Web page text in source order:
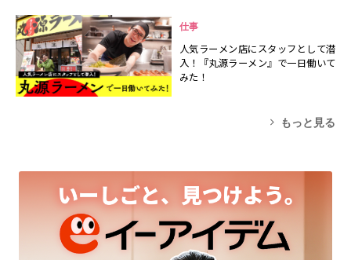
仕事
人気ラーメン店にスタッフとして潜
入！『丸源ラーメン』で一日働いて
みた！
もっと見る